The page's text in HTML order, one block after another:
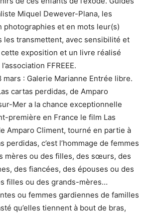
Miquel Dewever-Plana, les
photographies et en mots leur(s)
les transmettent, avec sensibilité et
exposition et un livre réalisé
FFREEE.
mars : Galerie Marianne Entrée libre.
cartas perdidas, de Amparo
Mer a la chance exceptionnelle
première en France le film Las
Amparo Climent, tourné en partie à
perdidas, c’est l’hommage de femmes
mères ou des filles, des sœurs, des
des fiancées, des épouses ou des
filles ou des grands-mères…
ou femmes gardiennes de familles
qu’elles tiennent à bout de bras,